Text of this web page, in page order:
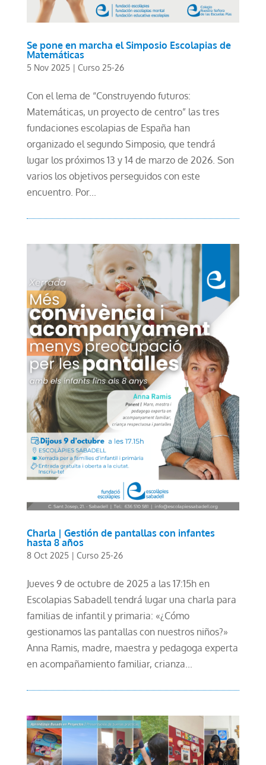
Se pone en marcha el Simposio Escolapias de
Matemáticas
5 Nov 2025| Curso 25-26
Con el lema de “Construyendo futuros:
Matemáticas, un proyecto de centro” las tres
fundaciones escolapias de España han
organizado el segundo Simposio, que tendrá
lugar los próximos 13 y 14 de marzo de 2026. Son
varios los objetivos perseguidos con este
encuentro. Por...
Charla | Gestión de pantallas con infantes
hasta 8 años
8 Oct 2025| Curso 25-26
Jueves 9 de octubre de 2025 a las 17:15h en
Escolapias Sabadell tendrá lugar una charla para
familias de infantil y primaria: «¿Cómo
gestionamos las pantallas con nuestros niños?»
Anna Ramis, madre, maestra y pedagoga experta
en acompañamiento familiar, crianza...